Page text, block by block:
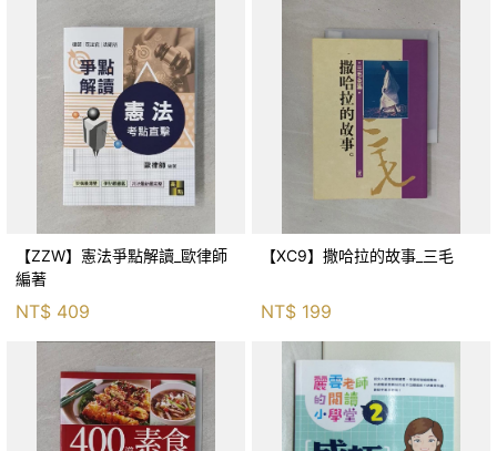
【ZZW】憲法爭點解讀_歐律師
編著
NT$ 409
【XC9】撒哈拉的故事_三毛
NT$ 199